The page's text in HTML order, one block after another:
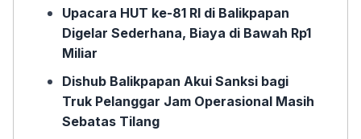
Upacara HUT ke-81 RI di Balikpapan
Digelar Sederhana, Biaya di Bawah Rp1
Miliar
Dishub Balikpapan Akui Sanksi bagi
Truk Pelanggar Jam Operasional Masih
Sebatas Tilang